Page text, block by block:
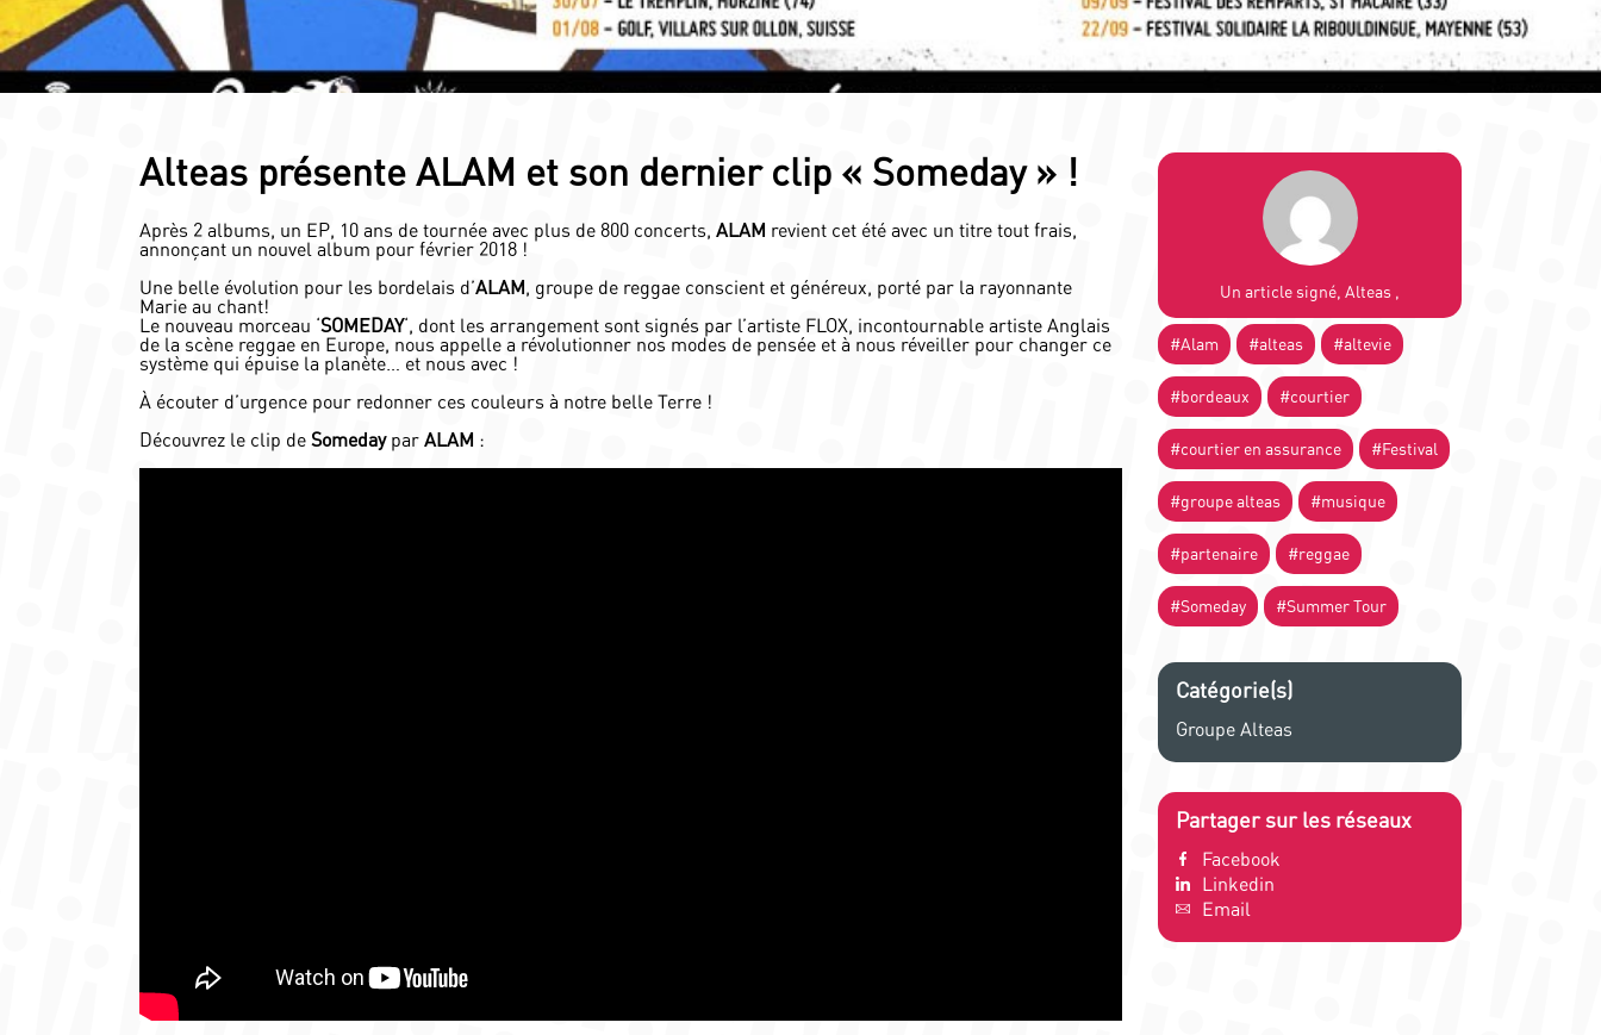
Alteas présente ALAM et son dernier clip « Someday » !
Après 2 albums, un EP, 10 ans de tournée avec plus de 800 concerts, ALAM revient cet été avec un titre tout frais,
annonçant un nouvel album pour février 2018 !
Une belle évolution pour les bordelais d’ALAM, groupe de reggae conscient et généreux, porté par la rayonnante
Marie au chant!
Le nouveau morceau ‘SOMEDAY‘, dont les arrangement sont signés par l’artiste FLOX, incontournable artiste Anglais
de la scène reggae en Europe, nous appelle a révolutionner nos modes de pensée et à nous réveiller pour changer ce
système qui épuise la planète… et nous avec !
À écouter d’urgence pour redonner ces couleurs à notre belle Terre !
Découvrez le clip de Somedaypar ALAM :
Un article signé, Alteas ,
#Alam #alteas #altevie
#bordeaux #courtier
#courtier en assurance #Festival
#groupe alteas #musique
#partenaire #reggae
#Someday #Summer Tour
Catégorie(s)
Groupe Alteas
Partager sur les réseaux
Facebook
Linkedin
Email